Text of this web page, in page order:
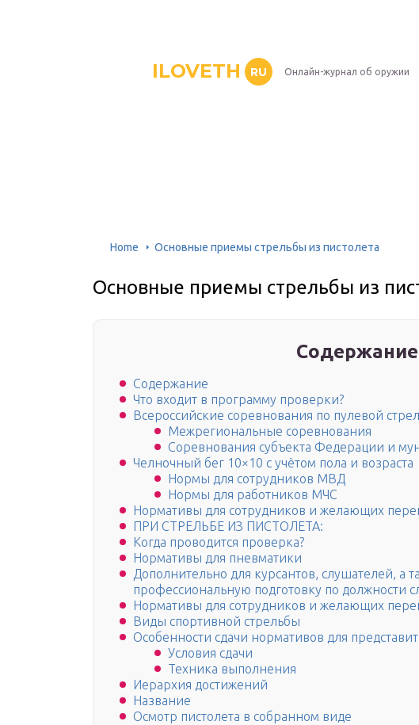
ILOVETH RU Онлайн-журнал об оружии
Home Основные приемы стрельбы из пистолета
Основные приемы стрельбы из
Содержание
Что входит в программу проверки?
Всероссийские соревнования по пулевой
Межрегиональные соревнования
Соревнования субъекта Федерации и
Челночный бег 10×10 с учётом пола и возраста
Нормы для сотрудников МВД
Нормы для работников МЧС
Нормативы для сотрудников и желающих
ПРИ СТРЕЛЬБЕ ИЗ ПИСТОЛЕТА:
Когда проводится проверка?
Нормативы для пневматики
Дополнительно для курсантов, слушателей, а
профессиональную подготовку по должности
Нормативы для сотрудников и желающих
Виды спортивной стрельбы
Особенности сдачи нормативов для
Условия сдачи
Техника выполнения
Иерархия достижений
Название
Осмотр пистолета в собранном виде